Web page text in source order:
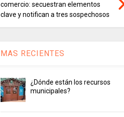
comercio: secuestran elementos
clave y notifican a tres sospechosos
MAS RECIENTES
¿Dónde están los recursos
municipales?